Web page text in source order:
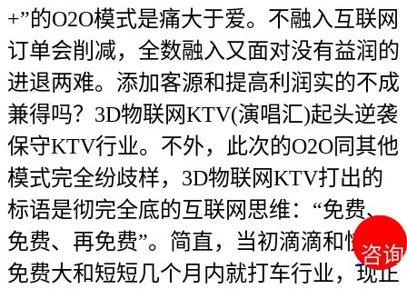
咨询
咨询
+”的O2O模式是痛大于爱。不融入互联网
订单会削减，全数融入又面对没有益润的
进退两难。添加客源和提高利润实的不成
兼得吗？3D物联网KTV(演唱汇)起头逆袭
保守KTV行业。不外，此次的O2O同其他
模式完全纷歧样，3D物联网KTV打出的
标语是彻完全底的互联网思维：“免费、
免费、再免费”。简直，当初滴滴和快的
免费大和短短几个月内就打车行业，现正